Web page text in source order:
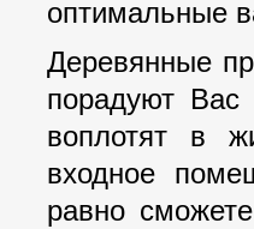
оптимальные
Деревянные
порадуют Вас
воплотят в
входное
равно